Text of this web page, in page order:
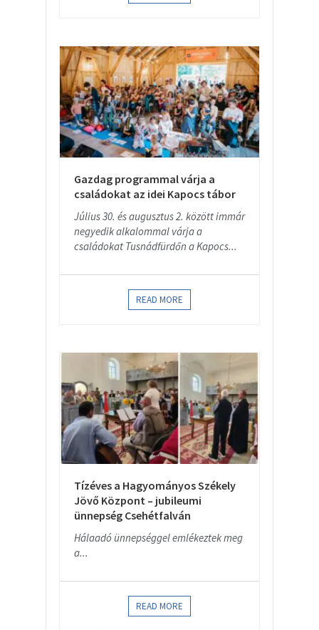
Gazdag programmal várja a
családokat az idei Kapocs tábor
Július 30. és augusztus 2. között immár
negyedik alkalommal várja a
családokat Tusnádfürdőn a Kapocs...
READ MORE
Tízéves a Hagyományos Székely
Jövő Központ – jubileumi
ünnepség Csehétfalván
Hálaadó ünnepséggel emlékeztek meg
a...
READ MORE